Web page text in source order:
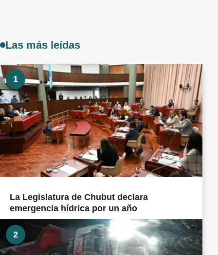
Las más leídas
1
La Legislatura de Chubut declara
emergencia hídrica por un año
2